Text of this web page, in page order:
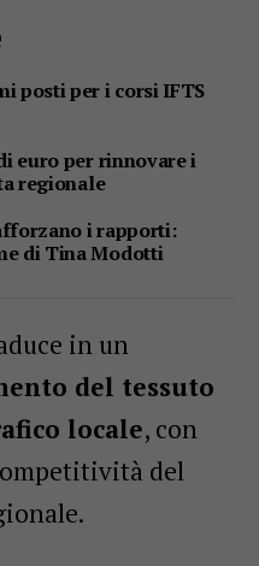
posti per i corsi IFTS
euro per rinnovare i
regionale
i rapporti:
di Tina Modotti
in un
del tessuto
locale, con
del